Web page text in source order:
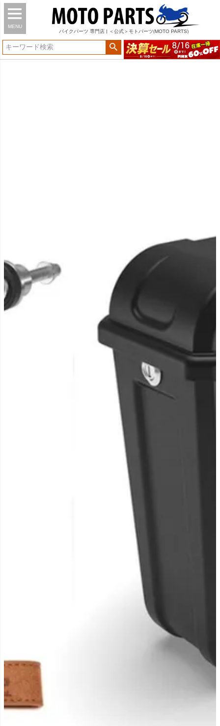
MENU
バイク パーツ 専門店 | ＜公式＞モトパーツ(MOTO PARTS)